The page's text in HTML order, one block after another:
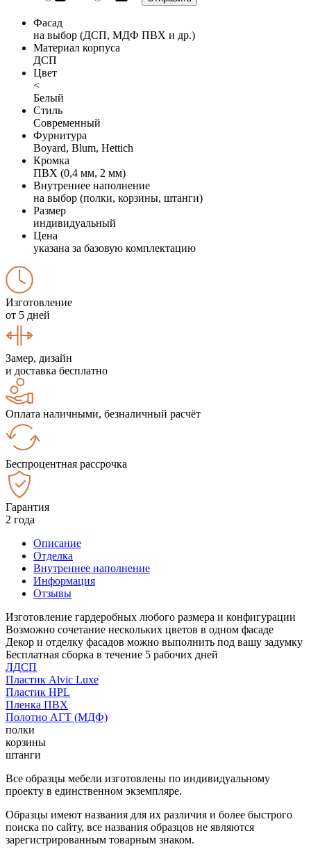
Фасад
на выбор (ДСП, МДФ ПВХ и др.)
Материал корпуса
ДСП
Цвет
<
Белый
Стиль
Современный
Фурнитура
Boyard, Blum, Hettich
Кромка
ПВХ (0,4 мм, 2 мм)
Внутреннее наполнение
на выбор (полки, корзины, штанги)
Размер
индивидуальный
Цена
указана за базовую комплектацию
Изготовление
от 5 дней
Замер, дизайн
и доставка бесплатно
Оплата наличными, безналичный расчёт
Беспроцентная рассрочка
Гарантия
2 года
Описание
Отделка
Внутреннее наполнение
Информация
Отзывы
Изготовление гардеробных любого размера и конфигурации
Возможно сочетание нескольких цветов в одном фасаде
Декор и отделку фасадов можно выполнить под вашу задумку
Бесплатная сборка в течение 5 рабочих дней
ЛДСП
Пластик Alvic Luxe
Пластик HPL
Пленка ПВХ
Полотно АГТ (МДФ)
полки
корзины
штанги
Все образцы мебели изготовлены по индивидуальному
проекту в единственном экземпляре.
Образцы имеют названия для их различия и более быстрого
поиска по сайту, все названия образцов не являются
зарегистрированным товарным знаком.